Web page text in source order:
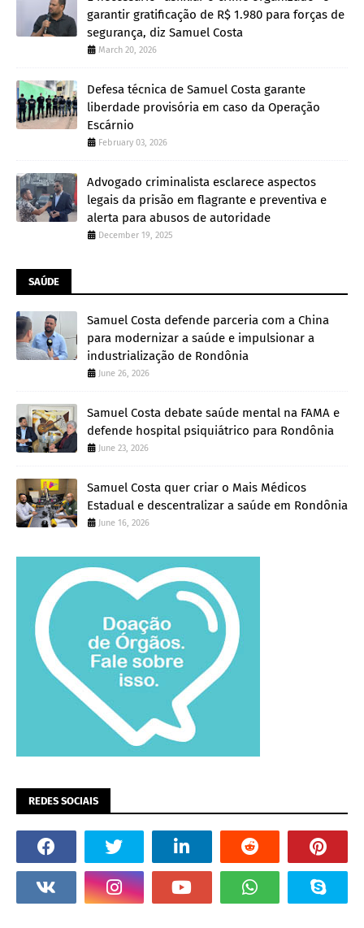
garantir gratificação de R$ 1.980 para forças de
segurança, diz Samuel Costa
March 20, 2026
Defesa técnica de Samuel Costa garante
liberdade provisória em caso da Operação
Escárnio
February 03, 2026
Advogado criminalista esclarece aspectos
legais da prisão em flagrante e preventiva e
alerta para abusos de autoridade
December 19, 2025
SAÚDE
Samuel Costa defende parceria com a China
para modernizar a saúde e impulsionar a
industrialização de Rondônia
June 26, 2026
Samuel Costa debate saúde mental na FAMA e
defende hospital psiquiátrico para Rondônia
June 23, 2026
Samuel Costa quer criar o Mais Médicos
Estadual e descentralizar a saúde em Rondônia
June 16, 2026
REDES SOCIAIS